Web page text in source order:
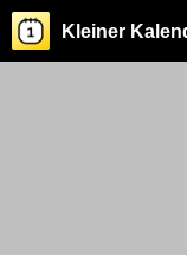
Kleiner